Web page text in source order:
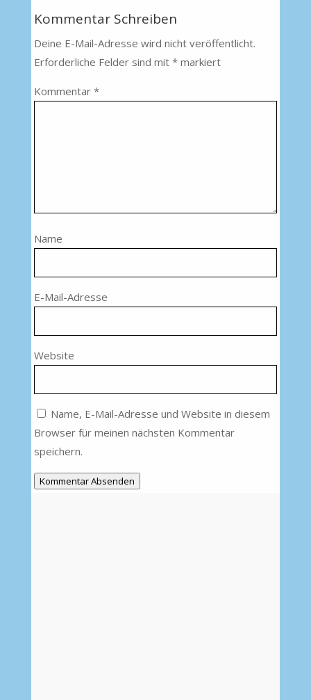
Kommentar Schreiben
Deine E-Mail-Adresse wird nicht veröffentlicht.
Erforderliche Felder sind mit *markiert
Kommentar *
Name
E-Mail-Adresse
Website
Name, E-Mail-Adresse und Website in diesem
Browser für meinen nächsten Kommentar
speichern.
Kommentar Absenden